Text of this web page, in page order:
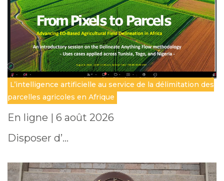
L’intelligence artificielle au service de la délimitation des
parcelles agricoles en Afrique
En ligne | 6 août 2026
Disposer d’…